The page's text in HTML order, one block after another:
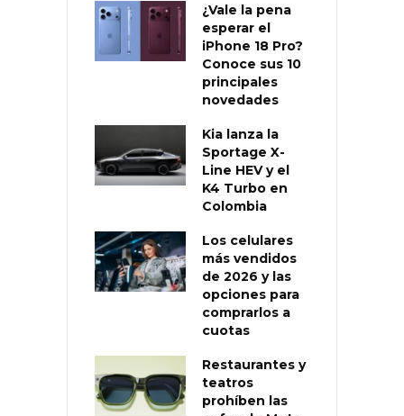
¿Vale la pena
esperar el
iPhone 18 Pro?
Conoce sus 10
principales
novedades
Kia lanza la
Sportage X-
Line HEV y el
K4 Turbo en
Colombia
Los celulares
más vendidos
de 2026 y las
opciones para
comprarlos a
cuotas
Restaurantes y
teatros
prohíben las